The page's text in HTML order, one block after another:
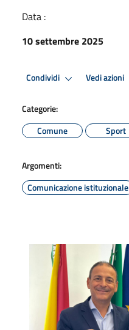
Data :
10 settembre 2025
Condividi Vedi azioni
Categorie:
Comune
Sport
Argomenti:
Comunicazione istituzionale